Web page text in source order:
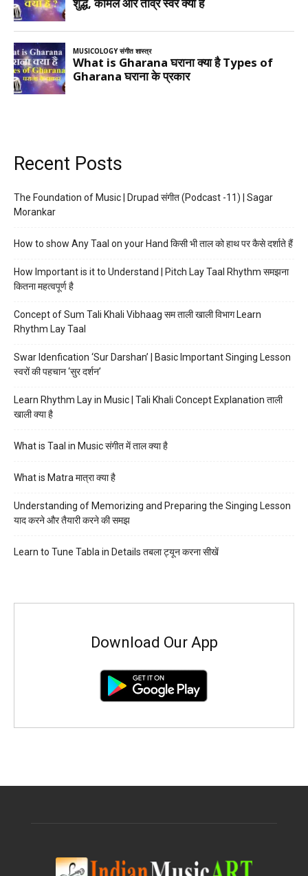
Recent Posts
The Foundation of Music | Drupad संगीत (Podcast -11) | Sagar
Morankar
How to show Any Taal on your Hand किसी भी ताल को हाथ पर कैसे दर्शाते हैं
How Important is it to Understand | Pitch Lay Taal Rhythm समझना
कितना महत्वपूर्ण है
Concept of Sum Tali Khali Vibhaag सम ताली खाली विभाग Learn
Rhythm Lay Taal
Swar Idenfication ‘Sur Darshan’ | Basic Important Singing Lesson
स्वरों की पहचान ‘सुर दर्शन’
Learn Rhythm Lay in Music | Tali Khali Concept Explanation ताली
खाली क्या है
What is Taal in Music संगीत में ताल क्या है
What is Matra मात्रा क्या है
Understanding of Memorizing and Preparing the Singing Lesson
याद करने और तैयारी करने की समझ
Learn to Tune Tabla in Details तबला ट्यून करना सीखें
Download Our App